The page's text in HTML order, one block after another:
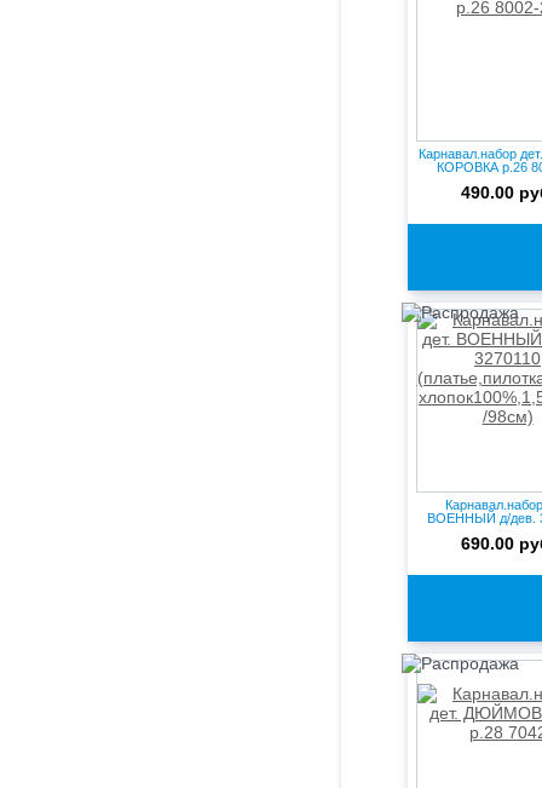
Карнавал.набор
КОРОВКА р.26
490.00
ВОЕННЫЙ д/дев.
690.00